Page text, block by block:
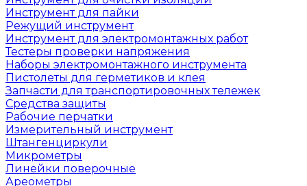
Инструмент для пайки
Режущий инструмент
Инструмент для электромонтажных работ
Тестеры проверки напряжения
Наборы электромонтажного инструмента
Пистолеты для герметиков и клея
Запчасти для транспортировочных тележек
Средства защиты
Рабочие перчатки
Измерительный инструмент
Штангенциркули
Микрометры
Линейки поверочные
Ареометры